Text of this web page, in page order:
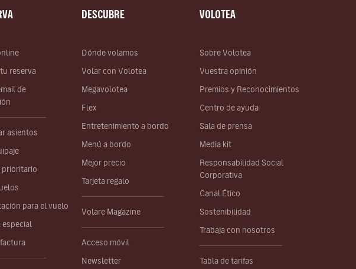
reserva
de
asientos
prioritario
para el vuelo
especial
DESCUBRE
Dónde volamos
Volar con Volotea
Megavolotea
Flex
Entretenimiento a bordo
Menú a bordo
Mejor precio
Tarjeta regalo
Volare Magazine
Acceso móvil
Newsletter
VOLOTEA
Sobre Volotea
Vuestra opinión
Premios y Reconocimientos
Centro de ayuda
Sala de prensa
Media kit
Responsabilidad Social
Corporativa
Canal Ético
Sostenibilidad
Trabaja con nosotros
Tabla de tarifas